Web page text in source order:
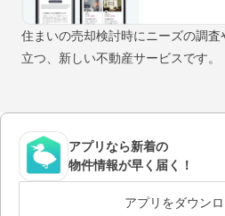
住まいの売却検討時にニーズの調
立つ、新しい不動産サービスです。
アプリなら新着の
物件情報が早く届く！
アプリをダウン